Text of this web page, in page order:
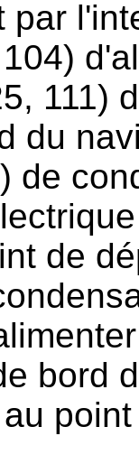
par
111)
du
de
de
bord